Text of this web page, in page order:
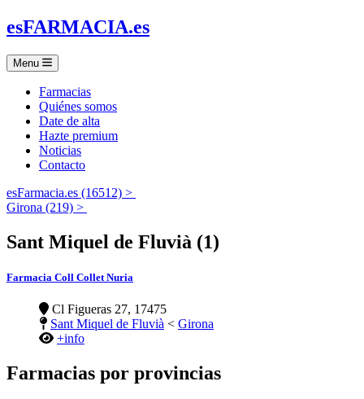
esFARMACIA.es
Menu
Farmacias
Quiénes somos
Date de alta
Hazte premium
Noticias
Contacto
esFarmacia.es (16512) >
Girona (219) >
Sant Miquel de Fluvià (1)
Farmacia Coll Collet Nuria
Cl Figueras 27, 17475
Sant Miquel de Fluvià < Girona
+info
Farmacias por provincias